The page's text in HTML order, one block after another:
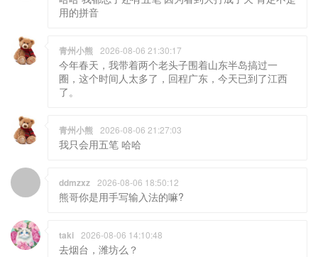
用的拼音
青州小熊 2026-08-06 21:30:17
今年春天，我带着两个老头子围着山东半岛搞过一
圈，这个时间人太多了，回程广东，今天已到了江西
了。
青州小熊 2026-08-06 21:27:03
我只会用五笔 哈哈
ddmzxz 2026-08-06 18:50:12
熊哥你是用手写输入法的嘛?
taki 2026-08-06 14:10:48
去烟台，潍坊么？